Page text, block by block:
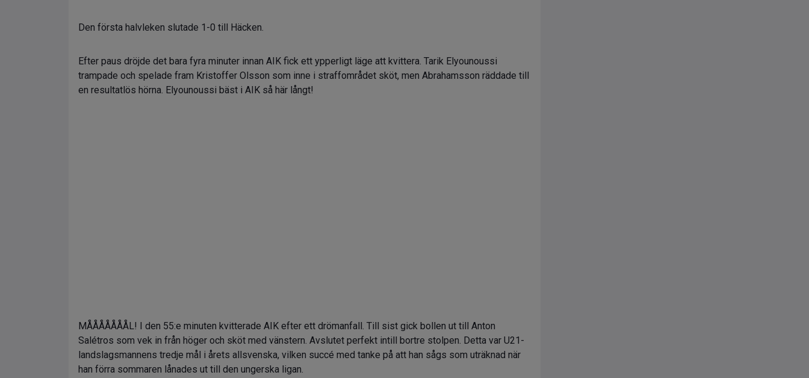
Den första halvleken slutade 1-0 till Häcken.
Efter paus dröjde det bara fyra minuter innan AIK fick ett ypperligt läge att kvittera. Tarik Elyounoussi
trampade och spelade fram Kristoffer Olsson som inne i straffområdet sköt, men Abrahamsson räddade till
en resultatlös hörna. Elyounoussi bäst i AIK så här långt!
MÅÅÅÅÅÅÅL! I den 55:e minuten kvitterade AIK efter ett drömanfall. Till sist gick bollen ut till Anton
Salétros som vek in från höger och sköt med vänstern. Avslutet perfekt intill bortre stolpen. Detta var U21-
landslagsmannens tredje mål i årets allsvenska, vilken succé med tanke på att han sågs som uträknad när
han förra sommaren lånades ut till den ungerska ligan.